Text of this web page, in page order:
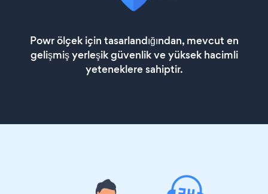
Powr ölçek için tasarlandığından, mevcut en
gelişmiş yerleşik güvenlik ve yüksek hacimli
yeteneklere sahiptir.